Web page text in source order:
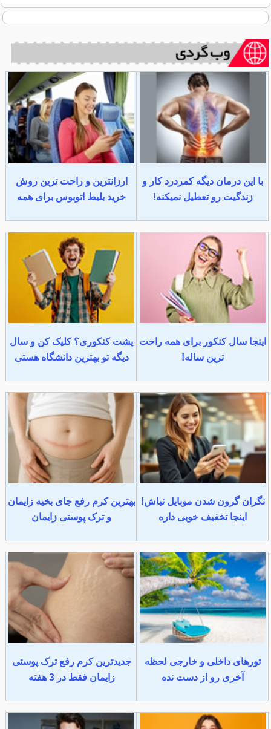
با این درمان دیگه کمردرد کار و
زندگیت رو تعطیل نمیکنه!
ارزانترین و راحت ترین روش
خرید بلیط اتوبوس برای همه
اینجا سال کنکور برای همه راحت
ترین ساله!
پشت کنکوری؟ کلیک کن و سال
دیگه تو بهترین دانشگاه هستی
نگران گرون شدن موبایل نباش!
اینجا تخفیف خوبی داره
بهترین کرم رفع جای بخیه زایمان
و ترک پوستی زایمان
تورهای داخلی و خارجی لحظه
آخری رو از دست نده
جدیدترین کرم رفع ترک پوستی
زایمان فقط در 3 هفته